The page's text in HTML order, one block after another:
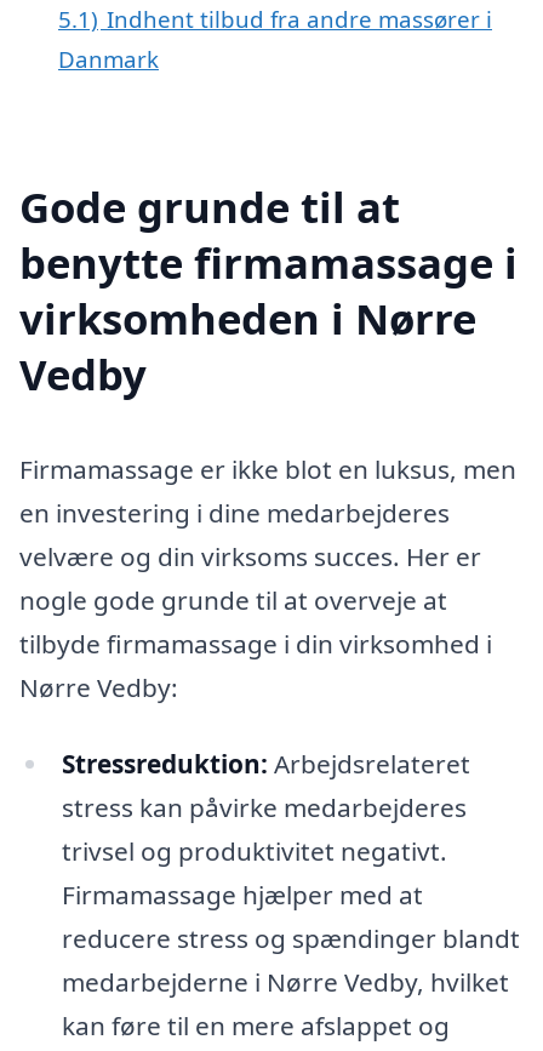
5.1) Indhent tilbud fra andre massører i
Danmark
Gode grunde til at
benytte firmamassage i
virksomheden i Nørre
Vedby
Firmamassage er ikke blot en luksus, men
en investering i dine medarbejderes
velvære og din virksoms succes. Her er
nogle gode grunde til at overveje at
tilbyde firmamassage i din virksomhed i
Nørre Vedby:
Stressreduktion: Arbejdsrelateret
stress kan påvirke medarbejderes
trivsel og produktivitet negativt.
Firmamassage hjælper med at
reducere stress og spændinger blandt
medarbejderne i Nørre Vedby, hvilket
kan føre til en mere afslappet og